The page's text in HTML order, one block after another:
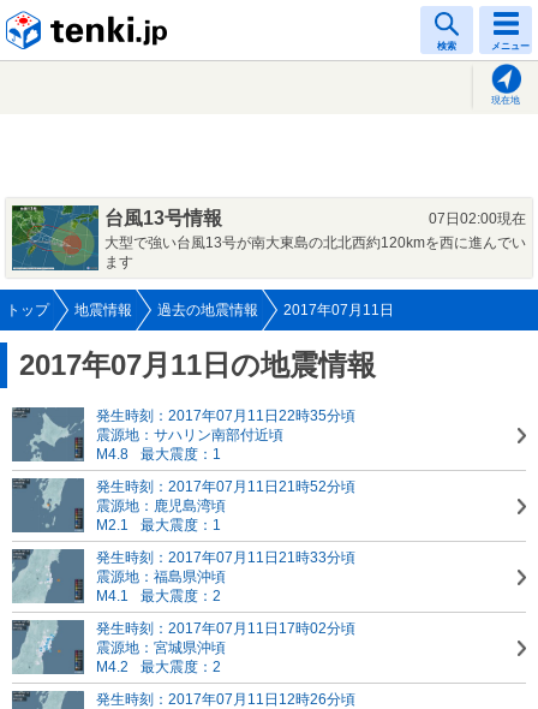
検索 メニュー
現在地
台風13号情報
07日02:00現在
大型で強い台風13号が南大東島の北北西約120kmを西に進んでい
ます
トップ 地震情報 過去の地震情報 2017年07月11日
2017年07月11日の地震情報
発生時刻：2017年07月11日22時35分頃
震源地：サハリン南部付近頃
M4.8
最大震度：1
発生時刻：2017年07月11日21時52分頃
震源地：鹿児島湾頃
M2.1
最大震度：1
発生時刻：2017年07月11日21時33分頃
震源地：福島県沖頃
M4.1
最大震度：2
発生時刻：2017年07月11日17時02分頃
震源地：宮城県沖頃
M4.2
最大震度：2
発生時刻：2017年07月11日12時26分頃